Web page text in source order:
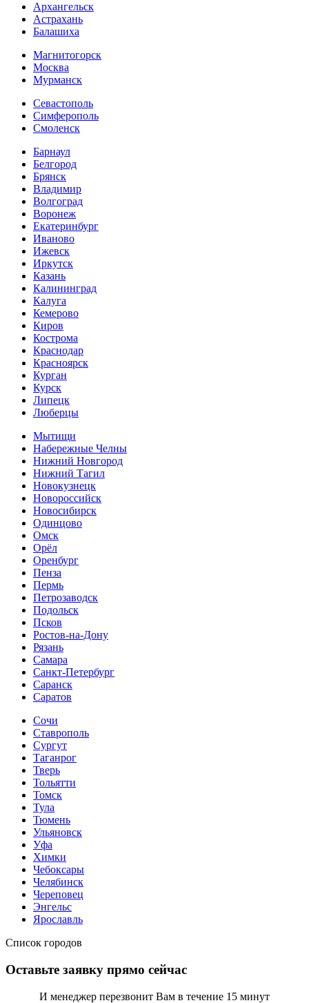
Архангельск
Астрахань
Балашиха
Магнитогорск
Москва
Мурманск
Севастополь
Симферополь
Смоленск
Барнаул
Белгород
Брянск
Владимир
Волгоград
Воронеж
Екатеринбург
Иваново
Ижевск
Иркутск
Казань
Калининград
Калуга
Кемерово
Киров
Кострома
Краснодар
Красноярск
Курган
Курск
Липецк
Люберцы
Мытищи
Набережные Челны
Нижний Новгород
Нижний Тагил
Новокузнецк
Новороссийск
Новосибирск
Одинцово
Омск
Орёл
Оренбург
Пенза
Пермь
Петрозаводск
Подольск
Псков
Ростов-на-Дону
Рязань
Самара
Санкт-Петербург
Саранск
Саратов
Сочи
Ставрополь
Сургут
Таганрог
Тверь
Тольятти
Томск
Тула
Тюмень
Ульяновск
Уфа
Химки
Чебоксары
Челябинск
Череповец
Энгельс
Ярославль
Список городов
Оставьте заявку прямо сейчас
И менеджер перезвонит Вам в течение 15 минут